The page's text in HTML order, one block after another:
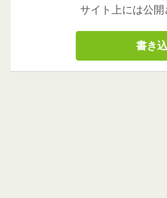
サイト上には公開